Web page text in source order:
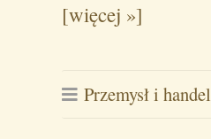
[więcej »]
Przemysł i handel